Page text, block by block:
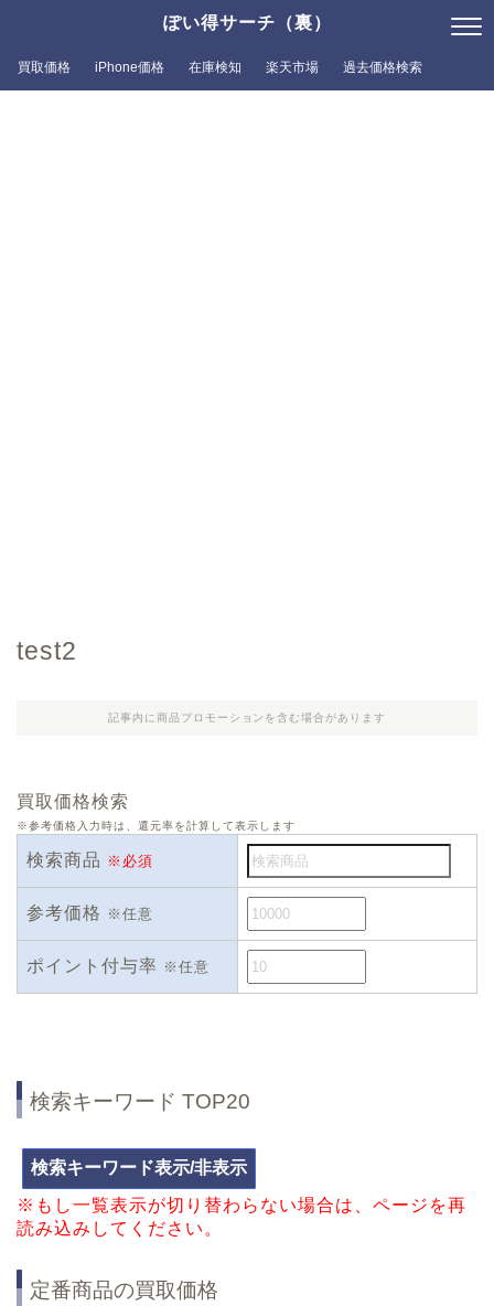
ぽい得サーチ（裏）
買取価格 iPhone価格 在庫検知 楽天市場 過去価格検索
test2
記事内に商品プロモーションを含む場合があります
買取価格検索
※参考価格入力時は、還元率を計算して表示します
検索商品 ※必須
参考価格 ※任意
ポイント付与率 ※任意
検索キーワード TOP20
※もし一覧表示が切り替わらない場合は、ページを再
読み込みしてください。
定番商品の買取価格